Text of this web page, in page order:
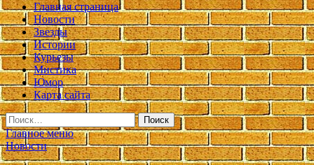
Главная страница
Новости
Звезды
Истории
Курьезы
Мистика
Юмор
Карта сайта
Найти:
Главное меню
Новости